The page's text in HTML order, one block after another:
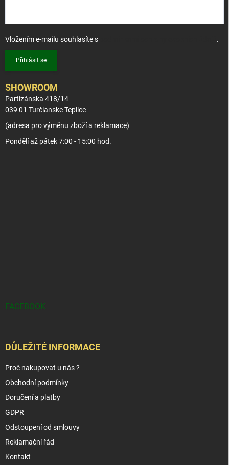
Vložením e-mailu souhlasíte s .
Přihlásit se
SHOWROOM
Partizánska 418/14
039 01 Turčianske Teplice
(adresa pro výměnu zboží a reklamace)
Pondělí až pátek 7:00 - 15:00 hod.
FACEBOOK
DŮLEŽITÉ INFORMACE
Proč nakupovat u nás ?
Obchodní podmínky
Doručení a platby
GDPR
Odstoupení od smlouvy
Reklamační řád
Kontakt